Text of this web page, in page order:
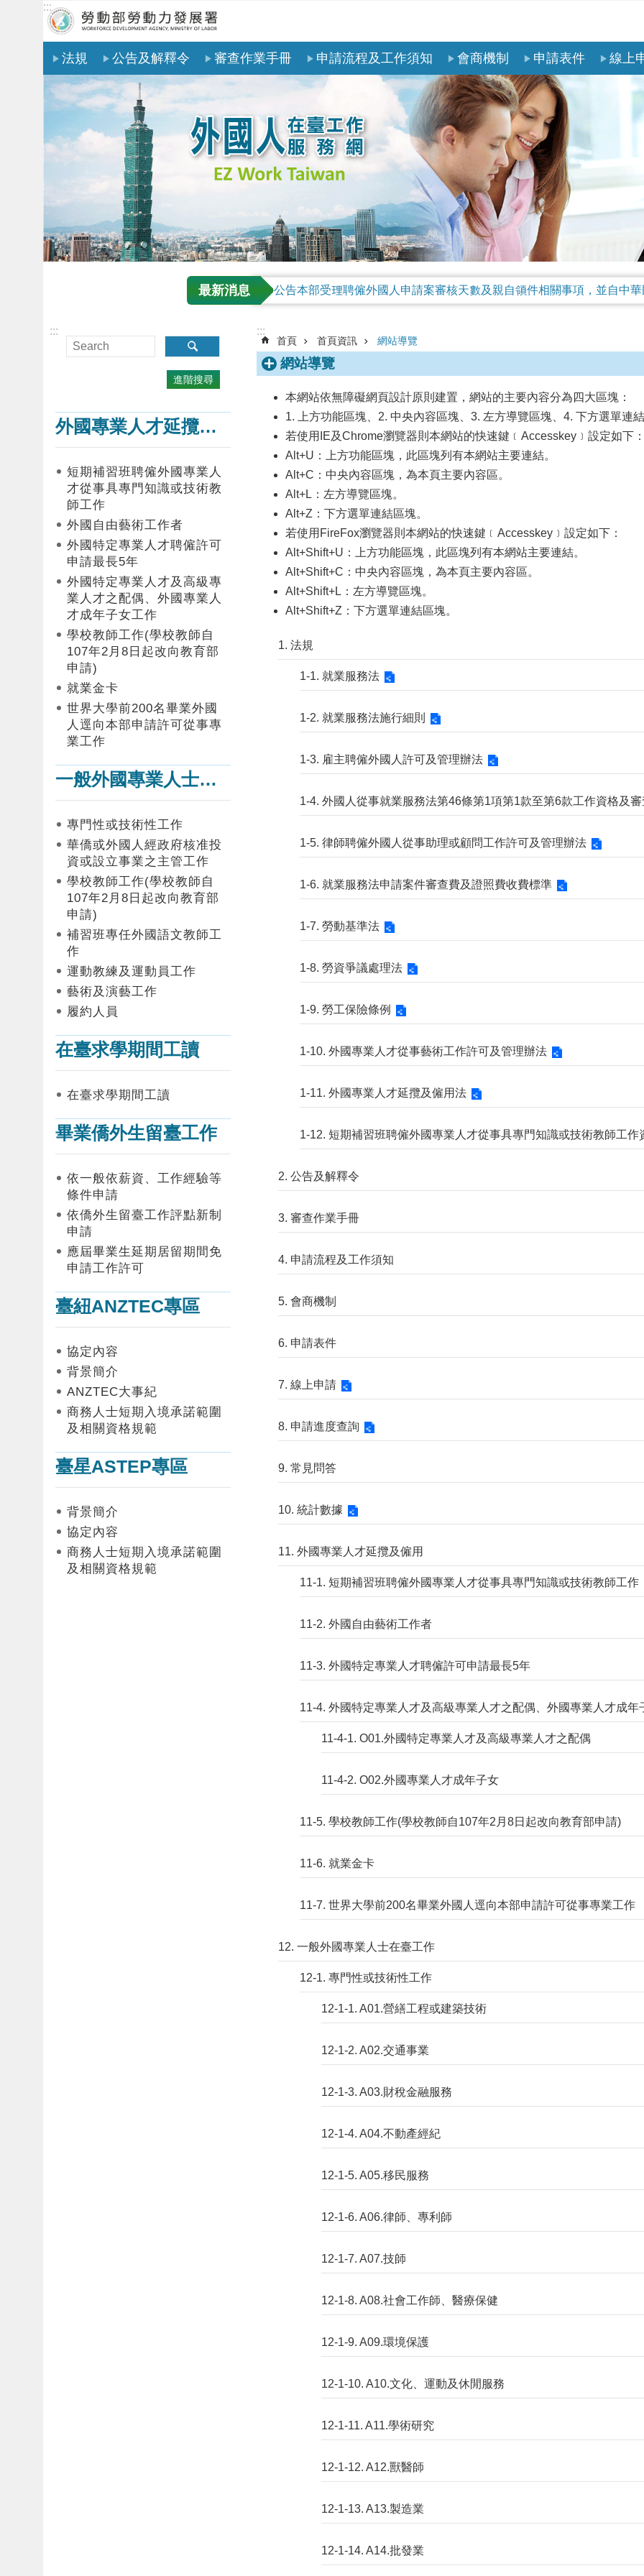
跳到主要內容區塊
:::
法規 公告及解釋令 審查作業手冊 申請流程及工作須知 會商機制 申請表件 線上
最新消息
:::
進階搜尋
外國專業人才延攬及僱用
短期補習班聘僱外國專業人
才從事具專門知識或技術教
師工作
外國自由藝術工作者
外國特定專業人才聘僱許可
申請最長5年
外國特定專業人才及高級專
業人才之配偶、外國專業人
才成年子女工作
學校教師工作(學校教師自
107年2月8日起改向教育部
申請)
就業金卡
世界大學前200名畢業外國
人逕向本部申請許可從事專
業工作
一般外國專業人士在臺工作
專門性或技術性工作
華僑或外國人經政府核准投
資或設立事業之主管工作
學校教師工作(學校教師自
107年2月8日起改向教育部
申請)
補習班專任外國語文教師工
作
運動教練及運動員工作
藝術及演藝工作
履約人員
在臺求學期間工讀
在臺求學期間工讀
畢業僑外生留臺工作
依一般依薪資、工作經驗等
條件申請
依僑外生留臺工作評點新制
申請
應屆畢業生延期居留期間免
申請工作許可
臺紐ANZTEC專區
協定內容
背景簡介
ANZTEC大事紀
商務人士短期入境承諾範圍
及相關資格規範
臺星ASTEP專區
背景簡介
協定內容
商務人士短期入境承諾範圍
及相關資格規範
:::
首頁 首頁資訊 網站導覽
網站導覽
本網站依無障礙網頁設計原則建置，網站的主要內容分為四大區塊：
1. 上方功能區塊、2. 中央內容區塊、3. 左方導覽區塊、4. 下方選單連
若使用IE及Chrome瀏覽器則本網站的快速鍵﹝Accesskey﹞設定如下
Alt+U：上方功能區塊，此區塊列有本網站主要連結。
Alt+C：中央內容區塊，為本頁主要內容區。
Alt+L：左方導覽區塊。
Alt+Z：下方選單連結區塊。
若使用FireFox瀏覽器則本網站的快速鍵﹝Accesskey﹞設定如下：
Alt+Shift+U：上方功能區塊，此區塊列有本網站主要連結。
Alt+Shift+C：中央內容區塊，為本頁主要內容區。
Alt+Shift+L：左方導覽區塊。
Alt+Shift+Z：下方選單連結區塊。
1. 法規
1-1. 就業服務法
1-2. 就業服務法施行細則
1-3. 雇主聘僱外國人許可及管理辦法
1-4. 外國人從事就業服務法第46條第1項第1款至第6款工作資格及
1-5. 律師聘僱外國人從事助理或顧問工作許可及管理辦法
1-6. 就業服務法申請案件審查費及證照費收費標準
1-7. 勞動基準法
1-8. 勞資爭議處理法
1-9. 勞工保險條例
1-10. 外國專業人才從事藝術工作許可及管理辦法
1-11. 外國專業人才延攬及僱用法
1-12. 短期補習班聘僱外國專業人才從事具專門知識或技術教師工作
2. 公告及解釋令
3. 審查作業手冊
4. 申請流程及工作須知
5. 會商機制
6. 申請表件
7. 線上申請
8. 申請進度查詢
9. 常見問答
10. 統計數據
11. 外國專業人才延攬及僱用
11-1. 短期補習班聘僱外國專業人才從事具專門知識或技術教師工作
11-2. 外國自由藝術工作者
11-3. 外國特定專業人才聘僱許可申請最長5年
11-4. 外國特定專業人才及高級專業人才之配偶、外國專業人才成年
11-4-1. O01.外國特定專業人才及高級專業人才之配偶
11-4-2. O02.外國專業人才成年子女
11-5. 學校教師工作(學校教師自107年2月8日起改向教育部申請)
11-6. 就業金卡
11-7. 世界大學前200名畢業外國人逕向本部申請許可從事專業工作
12. 一般外國專業人士在臺工作
12-1. 專門性或技術性工作
12-1-1. A01.營繕工程或建築技術
12-1-2. A02.交通事業
12-1-3. A03.財稅金融服務
12-1-4. A04.不動產經紀
12-1-5. A05.移民服務
12-1-6. A06.律師、專利師
12-1-7. A07.技師
12-1-8. A08.社會工作師、醫療保健
12-1-9. A09.環境保護
12-1-10. A10.文化、運動及休閒服務
12-1-11. A11.學術研究
12-1-12. A12.獸醫師
12-1-13. A13.製造業
12-1-14. A14.批發業